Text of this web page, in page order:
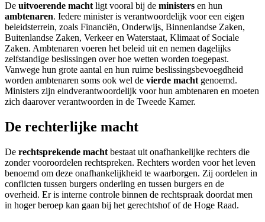
De uitvoerende machtligt vooral bij de ministers en hun
ambtenaren. Iedere minister is verantwoordelijk voor een eigen
beleidsterrein, zoals Financiën, Onderwijs, Binnenlandse Zaken,
Buitenlandse Zaken, Verkeer en Waterstaat, Klimaat of Sociale
Zaken. Ambtenaren voeren het beleid uit en nemen dagelijks
zelfstandige beslissingen over hoe wetten worden toegepast.
Vanwege hun grote aantal en hun ruime beslissingsbevoegdheid
worden ambtenaren soms ook wel de vierde machtgenoemd.
Ministers zijn eindverantwoordelijk voor hun ambtenaren en moeten
zich daarover verantwoorden in de Tweede Kamer.
De rechterlijke macht
De rechtsprekende macht bestaat uit onafhankelijke rechters die
zonder vooroordelen rechtspreken. Rechters worden voor het leven
benoemd om deze onafhankelijkheid te waarborgen. Zij oordelen in
conflicten tussen burgers onderling en tussen burgers en de
overheid. Er is interne controle binnen de rechtspraak doordat men
in hoger beroep kan gaan bij het gerechtshof of de Hoge Raad.